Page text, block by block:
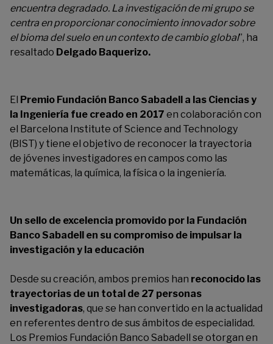
encuentra degradado. La investigación de mi grupo se
centra en proporcionar conocimiento innovador sobre
el bioma del suelo en un contexto de cambio global”, ha
resaltado Delgado Baquerizo.
El Premio Fundación Banco Sabadell a las Ciencias y
la Ingeniería fue creado en 2017 en colaboración con
el Barcelona Institute ofScience and Technology
(BIST) y tiene el objetivo de reconocer la trayectoria
de jóvenes investigadores en campos como las
matemáticas, la química, la física o la ingeniería.
Un sello de excelencia promovido por la Fundación
Banco Sabadell en su compromiso de impulsar la
investigación y la educación
Desde su creación, ambos premios han reconocido las
trayectorias de un total de 27 personas
investigadoras, que se han convertido en la actualidad
en referentes dentro de sus ámbitos de especialidad.
Los Premios Fundación Banco Sabadell se otorgan en